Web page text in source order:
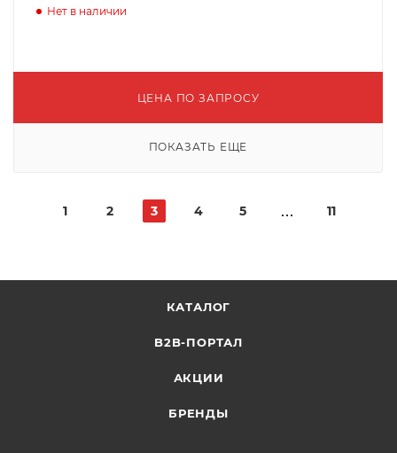
Нет в наличии
ЦЕНА ПО ЗАПРОСУ
ПОКАЗАТЬ ЕЩЕ
1 2 3 4 5 11
КАТАЛОГ
B2B-ПОРТАЛ
АКЦИИ
БРЕНДЫ